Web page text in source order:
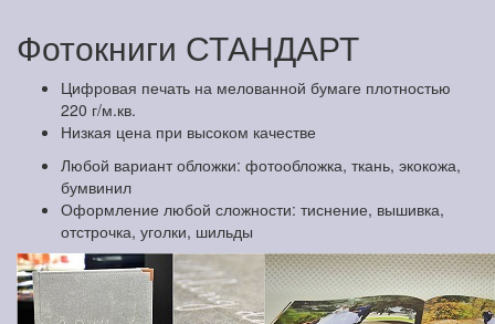
Фотокниги СТАНДАРТ
Цифровая печать на мелованной бумаге плотностью
220 г/м.кв.
Низкая цена при высоком качестве
Любой вариант обложки: фотообложка, ткань, экокожа,
бумвинил
Оформление любой сложности: тиснение, вышивка,
отстрочка, уголки, шильды